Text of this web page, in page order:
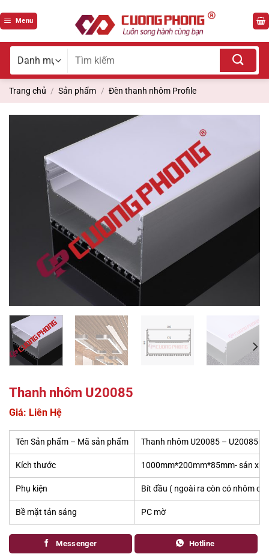
qua
Menu
Tìm
Trang chủ / Sản phẩm / Đèn thanh nhôm Profile
Thanh nhôm U20085
Giá: Liên Hệ
Tên Sản phẩm – Mã sản phẩm Thanh nhôm U20085 – U20085
Kích thước 1000mm*200mm*85mm- sản
Phụ kiện Bít đầu ( ngoài ra còn có nhôm
Bề mặt tản sáng PC mờ
Messenger Hotline